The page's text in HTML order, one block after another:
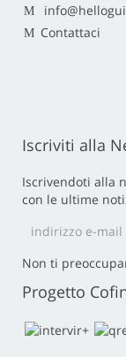
Contattaci
Iscriviti alla
Iscrivendoti alla
con le ultime
Non ti
Progetto